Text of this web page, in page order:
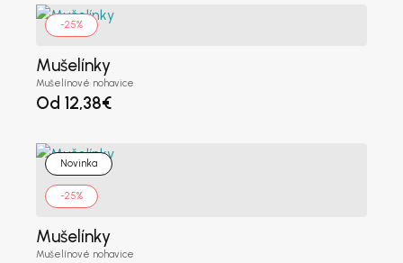
-25%
Mušelínky
Mušelínové nohavice
Od 12,38€
Novinka
-25%
Mušelínky
Mušelínové nohavice